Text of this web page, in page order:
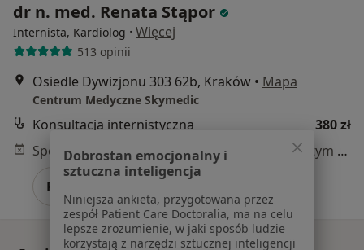
dr n. med. Renata Stąpor
Internista, Kardiolog · Więcej
513 opinii
Osiedle Dywizjonu 303 62b, Kraków • Mapa
Centrum Medyczne Skymedic
Konsultacja internistyczna
380 zł
Specjalista nie oferuje umawiania online pod tym adresem.
Poproś o wizytę
Dobrostan emocjonalny i
sztuczna inteligencja
Niniejsza ankieta, przygotowana przez
zespół Patient Care Doctoralia, ma na celu
lepsze zrozumienie, w jaki sposób ludzie
korzystają z narzędzi sztucznej inteligencji